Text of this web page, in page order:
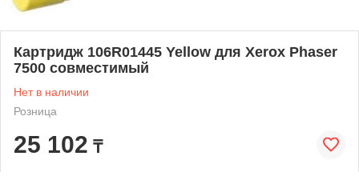
Картридж 106R01445 Yellow для Xerox Phaser
7500 совместимый
Нет в наличии
Розница
25 102 ₸